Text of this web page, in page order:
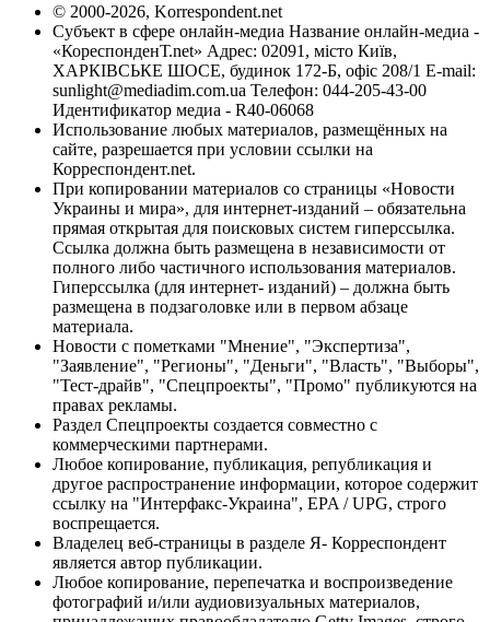
© 2000-2026, Korrespondent.net
Субъект в сфере онлайн-медиа Название онлайн-медиа -
«КореспонденТ.net» Адрес: 02091, місто Київ,
ХАРКІВСЬКЕ ШОСЕ, будинок 172-Б, офіс 208/1 E-mail:
sunlight@mediadim.com.ua Телефон: 044-205-43-00
Идентификатор медиа - R40-06068
Использование любых материалов, размещённых на
сайте, разрешается при условии ссылки на
Корреспондент.net.
При копировании материалов со страницы «Новости
Украины и мира», для интернет-изданий – обязательна
прямая открытая для поисковых систем гиперссылка.
Ссылка должна быть размещена в независимости от
полного либо частичного использования материалов.
Гиперссылка (для интернет- изданий) – должна быть
размещена в подзаголовке или в первом абзаце
материала.
Новости с пометками "Мнение", "Экспертиза",
"Заявление", "Регионы", "Деньги", "Власть", "Выборы",
"Тест-драйв", "Спецпроекты", "Промо" публикуются на
правах рекламы.
Раздел Спецпроекты создается совместно с
коммерческими партнерами.
Любое копирование, публикация, републикация и
другое распространение информации, которое содержит
ссылку на "Интерфакс-Украина", EPA / UPG, строго
воспрещается.
Владелец веб-страницы в разделе Я- Корреспондент
является автор публикации.
Любое копирование, перепечатка и воспроизведение
фотографий и/или аудиовизуальных материалов,